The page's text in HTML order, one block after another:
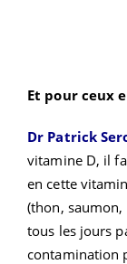
Et pour ceux
Dr Patrick
vitamine D, il
en cette
(thon, saumon,
tous les jours
contamination